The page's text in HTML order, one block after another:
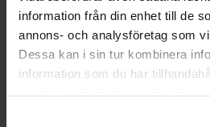
information från din enhet till de
annons- och analysföretag som
Dessa kan i sin tur kombinera
information som du har